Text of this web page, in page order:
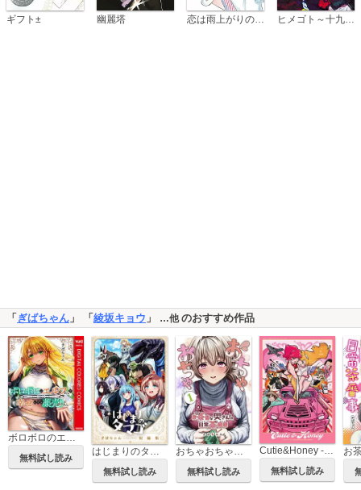
ギフト± 幽麗塔 恋は雨上がりのように ヒメゴト～十九歳の制服～
「 ぎばちゃん 」 「 綾坂キョウ 」 …他のおすすめ作品
ボロボロのエルフさんを幸せにする薬売りさん カラー版
無料試し読み
無料試し読み 無料試し読み 無料試し読み